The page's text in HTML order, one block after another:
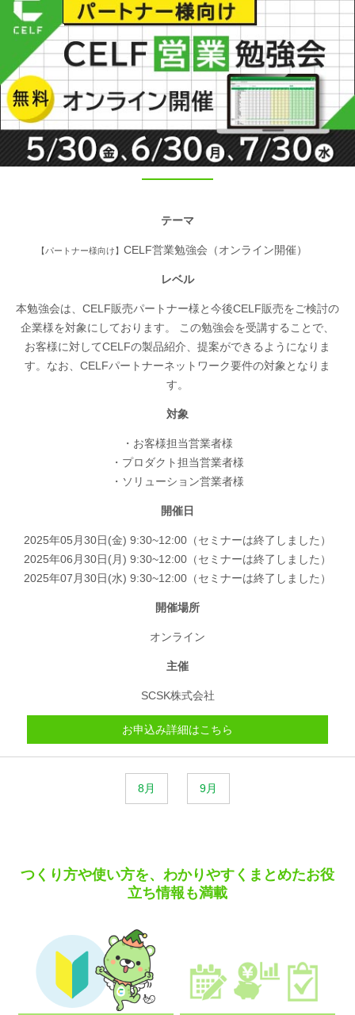
テーマ
【パートナー様向け】 CELF営業勉強会（オンライン開催）
レベル
本勉強会は、CELF販売パートナー様と今後CELF販売をご検討の
企業様を対象にしております。 この勉強会を受講することで、
お客様に対してCELFの製品紹介、提案ができるようになりま
す。なお、CELFパートナーネットワーク要件の対象となりま
す。
対象
・お客様担当営業者様
・プロダクト担当営業者様
・ソリューション営業者様
開催日
2025年05月30日(金) 9:30~12:00（セミナーは終了しました）
2025年06月30日(月) 9:30~12:00（セミナーは終了しました）
2025年07月30日(水) 9:30~12:00（セミナーは終了しました）
開催場所
オンライン
主催
SCSK株式会社
お申込み詳細はこちら
8月 9月
つくり方や使い方を、わかりやすくまとめたお役
立ち情報も満載